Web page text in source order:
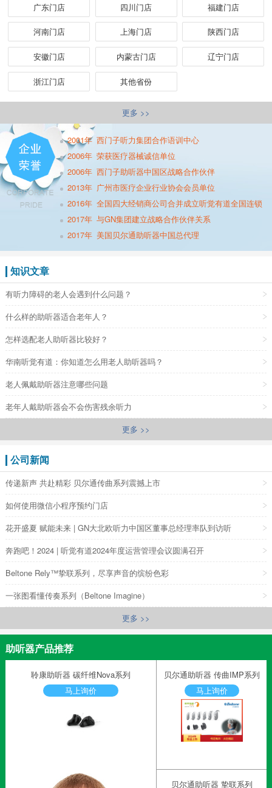
广东门店 四川门店 福建门店
河南门店 上海门店 陕西门店
安徽门店 内蒙古门店 辽宁门店
浙江门店 其他省份
更多 >>
2001年 西门子听力集团合作语训中心
2006年 荣获医疗器械诚信单位
2006年 西门子助听器中国区战略合作伙伴
2013年 广州市医疗企业行业协会会员单位
2016年 全国四大经销商公司合并成立听觉有道全国连锁
2017年 与GN集团建立战略合作伙伴关系
2017年 美国贝尔通助听器中国总代理
知识文章
有听力障碍的老人会遇到什么问题？
什么样的助听器适合老年人？
怎样选配老人助听器比较好？
华南听觉有道：你知道怎么用老人助听器吗？
老人佩戴助听器注意哪些问题
老年人戴助听器会不会伤害残余听力
更多 >>
公司新闻
传递新声 共赴精彩 贝尔通传曲系列震撼上市
如何使用微信小程序预约门店
花开盛夏 赋能未来 | GN大北欧听力中国区董事总经理率队到访听
奔跑吧！2024 | 听觉有道2024年度运营管理会议圆满召开
Beltone Rely™挚联系列，尽享声音的缤纷色彩
一张图看懂传奏系列（Beltone Imagine）
更多 >>
助听器产品推荐
聆康助听器 碳纤维Nova系列
马上询价
贝尔通助听器 传曲IMP系列
马上询价
贝尔通助听器 挚联系列